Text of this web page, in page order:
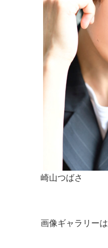
崎山つばさ
画像ギャラリーは